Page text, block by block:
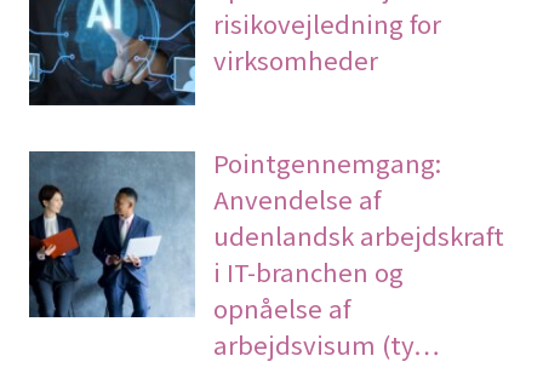
risikovejledning for
virksomheder
Pointgennemgang:
Anvendelse af
udenlandsk arbejdskraft
i IT-branchen og
opnåelse af
arbejdsvisum (ty…